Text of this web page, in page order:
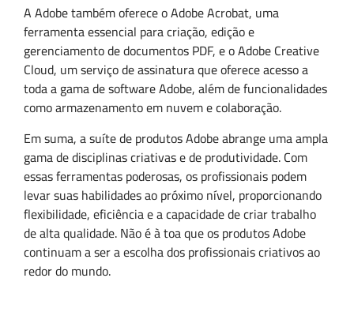
A Adobe também oferece o Adobe Acrobat, uma
ferramenta essencial para criação, edição e
gerenciamento de documentos PDF, e o Adobe Creative
Cloud, um serviço de assinatura que oferece acesso a
toda a gama de software Adobe, além de funcionalidades
como armazenamento em nuvem e colaboração.
Em suma, a suíte de produtos Adobe abrange uma ampla
gama de disciplinas criativas e de produtividade. Com
essas ferramentas poderosas, os profissionais podem
levar suas habilidades ao próximo nível, proporcionando
flexibilidade, eficiência e a capacidade de criar trabalho
de alta qualidade. Não é à toa que os produtos Adobe
continuam a ser a escolha dos profissionais criativos ao
redor do mundo.